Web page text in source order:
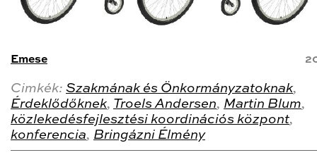
Emese
Cimkék: Szakmának és Önkormányzatoknak,
Érdeklődőknek, Troels Andersen, Martin Blum,
közlekedésfejlesztési koordinációs központ,
konferencia, Bringázni Élmény